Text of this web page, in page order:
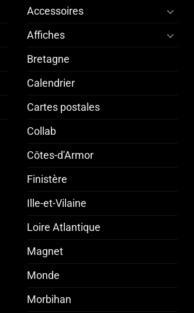
Accessoires
Affiches
Bretagne
Calendrier
Cartes postales
Collab
Côtes-d'Armor
Finistère
Ille-et-Vilaine
Loire Atlantique
Magnet
Monde
Morbihan